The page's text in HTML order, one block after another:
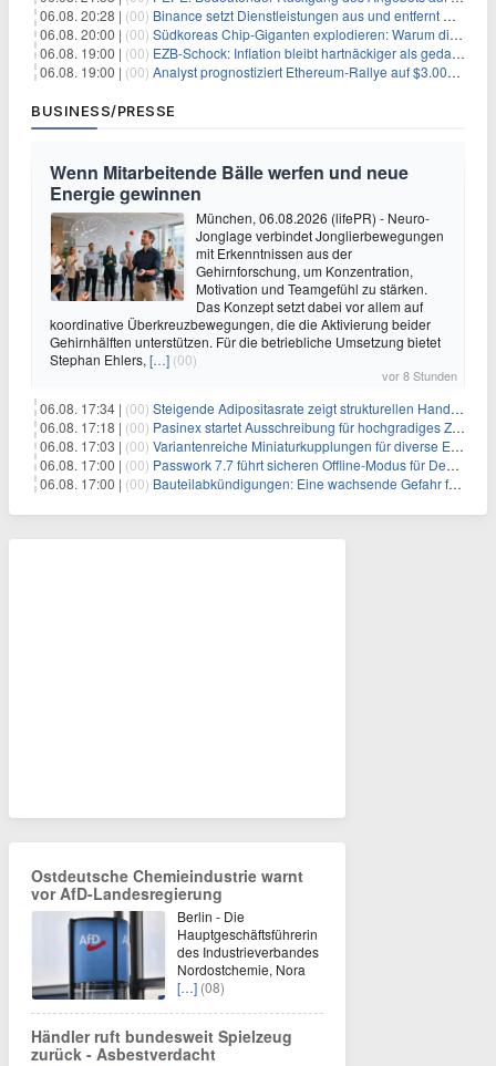
06.08. 20:28 | (00) Binance setzt Dienstleistungen aus und entfernt mehrere Krypto-Paare: Wer ist betroffen?
06.08. 20:00 | (00) Südkoreas Chip-Giganten explodieren: Warum dieser Rekord-Tag die KI-Branche erschüttert
06.08. 19:00 | (00) EZB-Schock: Inflation bleibt hartnäckiger als gedacht – 2027 wird zum kritischen Test
06.08. 19:00 | (00) Analyst prognostiziert Ethereum-Rallye auf $3.000 nach entscheidendem On-Chain-Ausbruch
BUSINESS/PRESSE
Wenn Mitarbeitende Bälle werfen und neue
Energie gewinnen
München, 06.08.2026 (lifePR) - Neuro-
Jonglage verbindet Jonglierbewegungen
mit Erkenntnissen aus der
Gehirnforschung, um Konzentration,
Motivation und Teamgefühl zu stärken.
Das Konzept setzt dabei vor allem auf
koordinative Überkreuzbewegungen, die die Aktivierung beider
Gehirnhälften unterstützen. Für die betriebliche Umsetzung bietet
Stephan Ehlers, […] (00)
vor 8 Stunden
06.08. 17:34 | (00) Steigende Adipositasrate zeigt strukturellen Handlungsbedarf bei der Ernährung schulpflichtiger Kinder
06.08. 17:18 | (00) Pasinex startet Ausschreibung für hochgradiges Zinksulfidkonzentrat mit Germanium- und Silbergehalten und stellt ein Betriebsupdate bereit
06.08. 17:03 | (00) Variantenreiche Miniaturkupplungen für diverse Einsatzbereiche
06.08. 17:00 | (00) Passwork 7.7 führt sicheren Offline-Modus für Desktop- und Mobile-Apps ein
06.08. 17:00 | (00) Bauteilabkündigungen: Eine wachsende Gefahr für industrielle Elektroniksysteme
Ostdeutsche Chemieindustrie warnt
vor AfD-Landesregierung
Berlin - Die
Hauptgeschäftsführerin
des Industrieverbandes
Nordostchemie, Nora
[…] (08)
Händler ruft bundesweit Spielzeug
zurück - Asbestverdacht